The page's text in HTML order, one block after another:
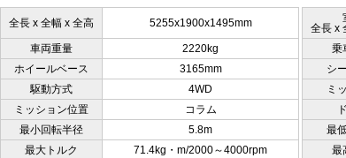
全長 x 全幅 x 全高 5255x1900x1495mm
全長 x
車両重量 2220kg 乗
ホイールベース
3165mm シ
駆動方式
4WD ミ
ミッション位置
コラム
最小回転半径
5.8m 最
最大トルク
71.4kg・m/2000～4000rpm 最